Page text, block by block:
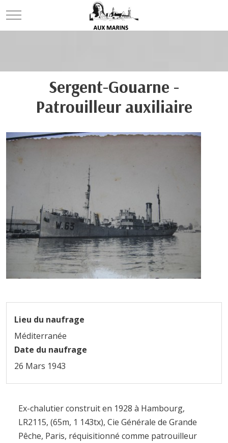
Mobile Menu Toggle
Sergent-Gouarne -
Patrouilleur auxiliaire
Lieu du naufrage
Méditerranée
Date du naufrage
26 Mars 1943
Ex-chalutier construit en 1928 à Hambourg,
LR2115, (65m, 1 143tx), Cie Générale de Grande
Pêche, Paris, réquisitionné comme patrouilleur